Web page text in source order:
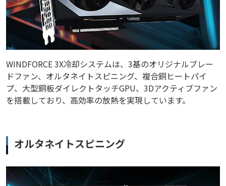
WINDFORCE 3X冷却システムは、3基のオリジナルブレー
ドファン、オルタネイトスピニング、複合銅ヒートパイ
プ、大型銅板ダイレクトタッチGPU、3Dアクティブファン
を搭載しており、高効率の放熱を実現しています。
オルタネイトスピニング